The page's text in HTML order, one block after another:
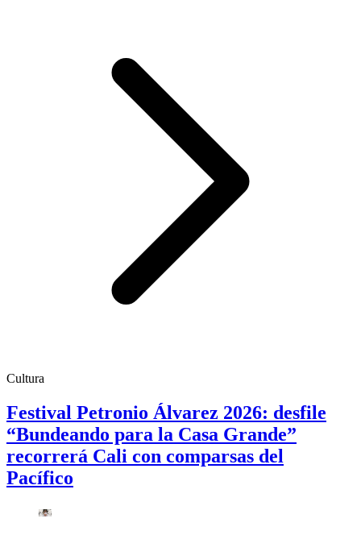
Cultura
Festival Petronio Álvarez 2026: desfile
“Bundeando para la Casa Grande”
recorrerá Cali con comparsas del
Pacífico